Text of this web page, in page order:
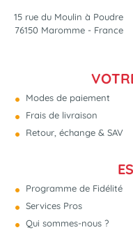
15 rue du Moulin à Poudre
76150 Maromme - France
Modes de paiement
Frais de livraison
Retour, échange & SAV
Programme de Fidélité
Services Pros
Qui sommes-nous ?